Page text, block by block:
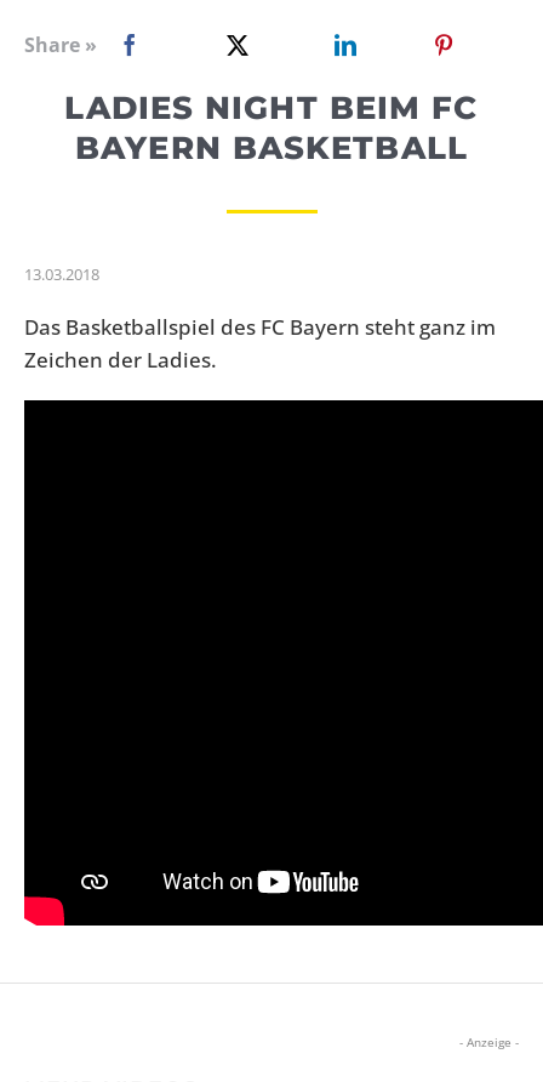
WEBRADIO
Share »
LADIES NIGHT BEIM FC
BAYERN BASKETBALL
13.03.2018
Das Basketballspiel des FC Bayern steht ganz im
Zeichen der Ladies.
- Anzeige -